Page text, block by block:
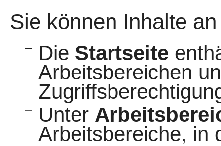
Sie können Inhalte
– Die Startseite
Arbeitsbereichen
– Unter
Arbeitsbereiche, in